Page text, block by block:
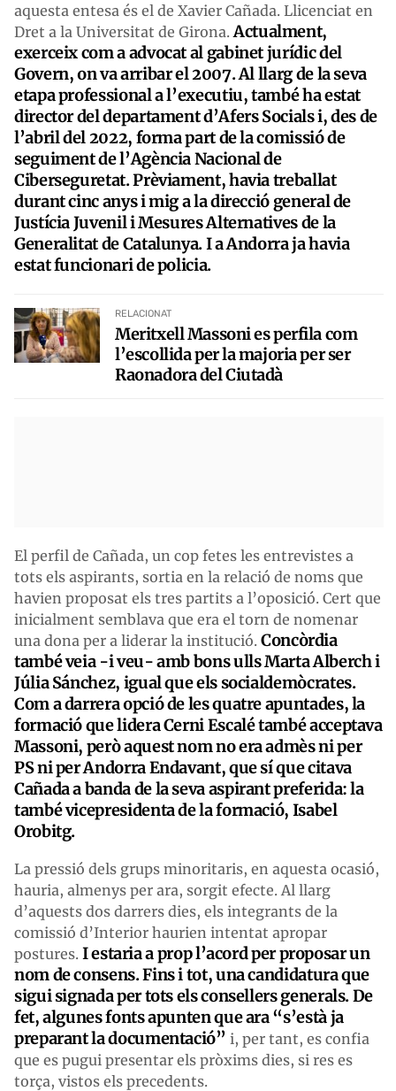
aquesta entesa és el de Xavier Cañada. Llicenciat en
Dret a la Universitat de Girona. Actualment,
exerceix com a advocat al gabinet jurídic del
Govern, on va arribar el 2007. Al llarg de la seva
etapa professional a l’executiu, també ha estat
director del departament d’Afers Socials i, des de
l’abril del 2022, forma part de la comissió de
seguiment de l’Agència Nacional de
Ciberseguretat. Prèviament, havia treballat
durant cinc anys i mig a la direcció general de
Justícia Juvenil i Mesures Alternatives de la
Generalitat de Catalunya. I a Andorra ja havia
estat funcionari de policia.
RELACIONAT
Meritxell Massoni es perfila com
l’escollida per la majoria per ser
Raonadora del Ciutadà
El perfil de Cañada, un cop fetes les entrevistes a
tots els aspirants, sortia en la relació de noms que
havien proposat els tres partits a l’oposició. Cert que
inicialment semblava que era el torn de nomenar
una dona per a liderar la institució. Concòrdia
també veia -i veu- amb bons ulls Marta Alberch i
Júlia Sánchez, igual que els socialdemòcrates.
Com a darrera opció de les quatre apuntades, la
formació que lidera Cerni Escalé també acceptava
Massoni, però aquest nom no era admès ni per
PS ni per Andorra Endavant, que sí que citava
Cañada a banda de la seva aspirant preferida: la
també vicepresidenta de la formació, Isabel
Orobitg.
La pressió dels grups minoritaris, en aquesta ocasió,
hauria, almenys per ara, sorgit efecte. Al llarg
d’aquests dos darrers dies, els integrants de la
comissió d’Interior haurien intentat apropar
postures. I estaria a prop l’acord per proposar un
nom de consens. Fins i tot, una candidatura que
sigui signada per tots els consellers generals. De
fet, algunes fonts apunten que ara “s’està ja
preparant la documentació” i, per tant, es confia
que es pugui presentar els pròxims dies, si res es
torça, vistos els precedents.